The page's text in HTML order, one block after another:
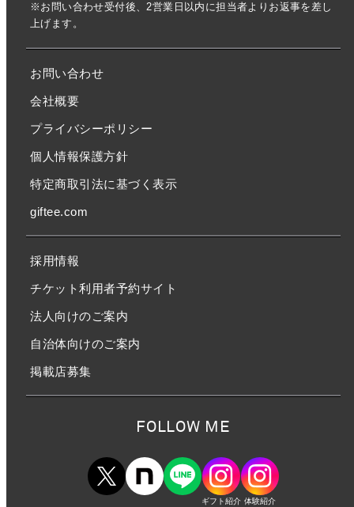
※お問い合わせ受付後、2営業日以内に担当者よりお返事を差し
上げます。
お問い合わせ
会社概要
プライバシーポリシー
個人情報保護方針
特定商取引法に基づく表示
giftee.com
採用情報
チケット利用者予約サイト
法人向けのご案内
自治体向けのご案内
掲載店募集
FOLLOW ME
ギフト紹介 体験紹介